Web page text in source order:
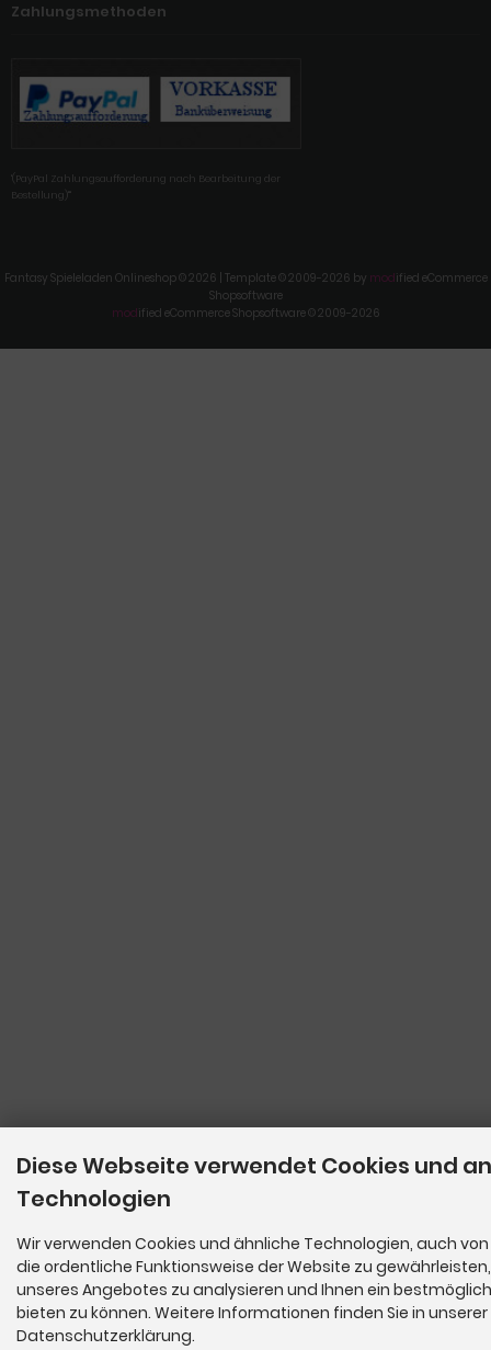
Zahlungsmethoden
'(PayPal Zahlungsaufforderung nach Bearbeitung der
Bestellung)'"
Fantasy Spieleladen Onlineshop © 2026 | Template © 2009-2026 by modified eCommerce
Shopsoftware
modified eCommerce Shopsoftware © 2009-2026
Diese Webseite verwendet Cookies und
Technologien
Wir verwenden Cookies und ähnliche Technologien, auch
die ordentliche Funktionsweise der Website zu
unseres Angebotes zu analysieren und Ihnen ein
bieten zu können. Weitere Informationen finden Sie in unserer
Datenschutzerklärung.